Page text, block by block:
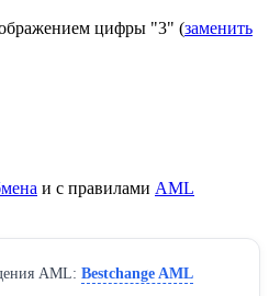
цифры "3" (заменить
и с правилами AML
AML: Bestchange AML